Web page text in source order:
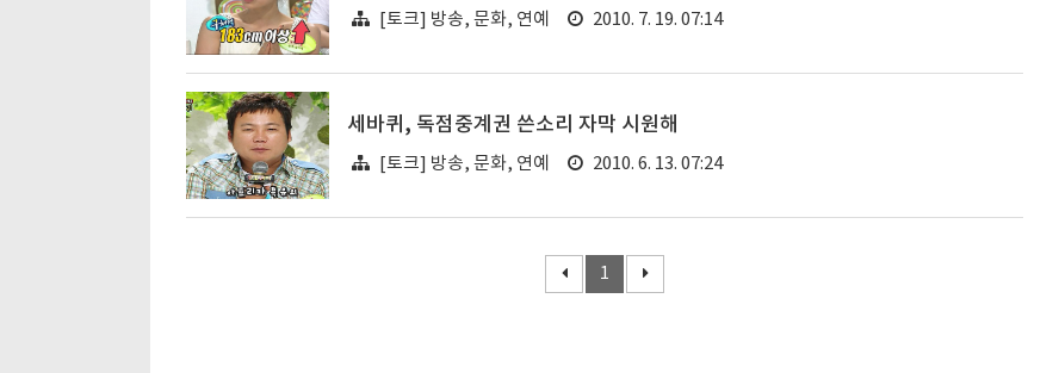
[토크] 방송, 문화, 연예 2010. 7. 19. 07:14
세바퀴, 독점중계권 쓴소리 자막 시원해
[토크] 방송, 문화, 연예 2010. 6. 13. 07:24
1